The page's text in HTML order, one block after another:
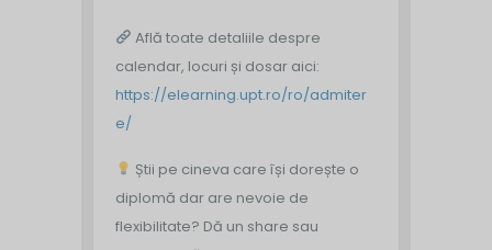
Află toate detaliile despre
calendar, locuri și dosar aici:
https://elearning.upt.ro/ro/admiter
e/
Știi pe cineva care își dorește o
diplomă dar are nevoie de
flexibilitate? Dă un share sau